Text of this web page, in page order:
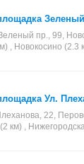
пр., 99,
, Новокосино (2.3
Ул.
22,
км) ,